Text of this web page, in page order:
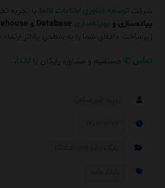
شرکت توسعه فناوری اطلاعات لاندا با تجربه
پیاده‌سازی و بهینه‌سازی
زیرساخت داده‌ای شما را به سطحی بالاتر ارتقاء
تماس ✆ مستقیم و مشاوره رایگان با لاندا.